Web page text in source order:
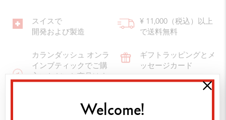
スイスで
開発および製造
¥ 11,000（税込）以上
で送料無料
カランダッシュ オンラ
インブティックでご購
入いただいた商品はす
ギフトラッピングとメ
ッセージカード
Welcome!